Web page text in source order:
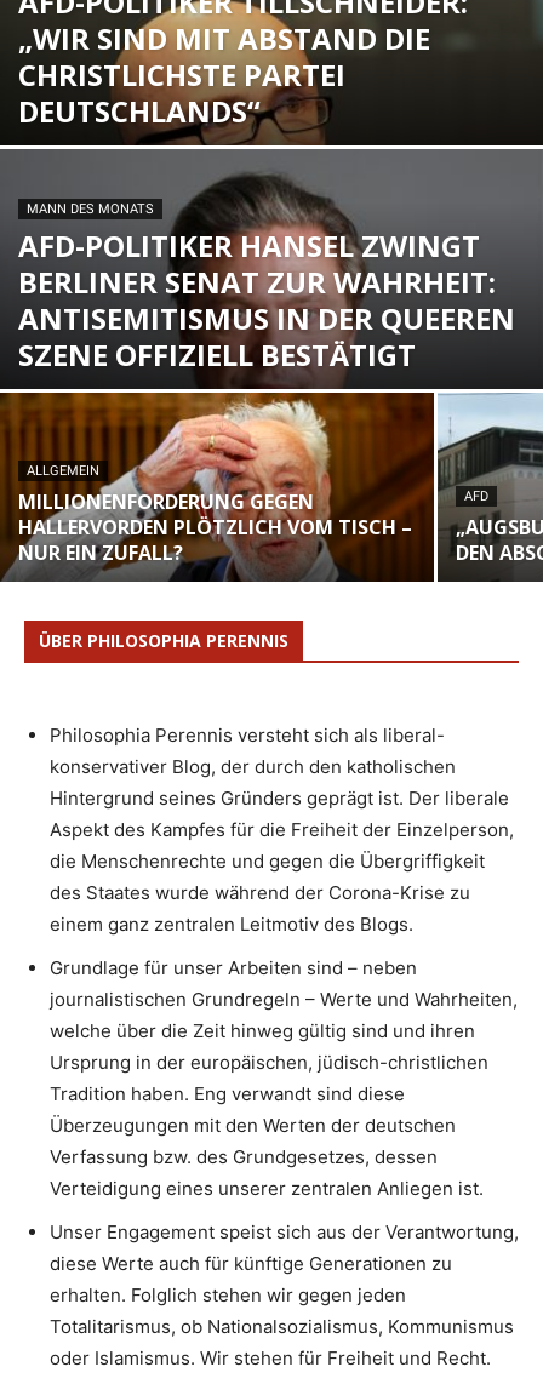
„WIR SIND MIT ABSTAND DIE
CHRISTLICHSTE PARTEI
DEUTSCHLANDS“
MANN DES MONATS
AFD-POLITIKER HANSEL ZWINGT
BERLINER SENAT ZUR WAHRHEIT:
ANTISEMITISMUS IN DER QUEEREN
SZENE OFFIZIELL BESTÄTIGT
ALLGEMEIN
MILLIONENFORDERUNG GEGEN
HALLERVORDEN PLÖTZLICH VOM TISCH –
NUR EIN ZUFALL?
AFD
DEN
ÜBER PHILOSOPHIA PERENNIS
Philosophia Perennis versteht sich als liberal-
konservativer Blog, der durch den katholischen
Hintergrund seines Gründers geprägt ist. Der liberale
Aspekt des Kampfes für die Freiheit der Einzelperson,
die Menschenrechte und gegen die Übergriffigkeit
des Staates wurde während der Corona-Krise zu
einem ganz zentralen Leitmotiv des Blogs.
Grundlage für unser Arbeiten sind – neben
journalistischen Grundregeln – Werte und Wahrheiten,
welche über die Zeit hinweg gültig sind und ihren
Ursprung in der europäischen, jüdisch-christlichen
Tradition haben. Eng verwandt sind diese
Überzeugungen mit den Werten der deutschen
Verfassung bzw. des Grundgesetzes, dessen
Verteidigung eines unserer zentralen Anliegen ist.
Unser Engagement speist sich aus der Verantwortung,
diese Werte auch für künftige Generationen zu
erhalten. Folglich stehen wir gegen jeden
Totalitarismus, ob Nationalsozialismus, Kommunismus
oder Islamismus. Wir stehen für Freiheit und Recht.